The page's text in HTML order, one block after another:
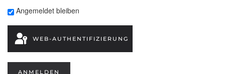
Angemeldet bleiben
WEB-AUTHENTIFIZIERUNG
ANMELDEN